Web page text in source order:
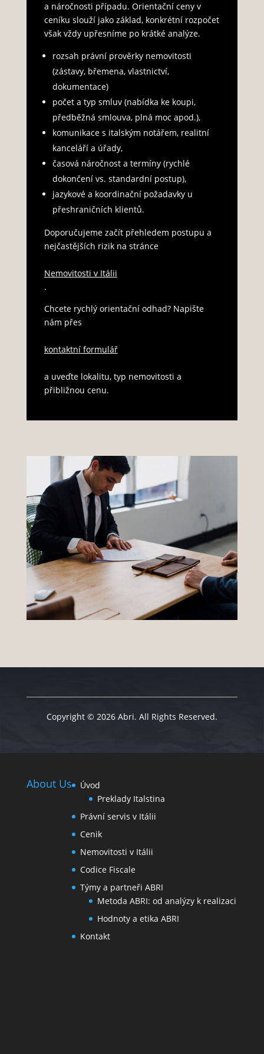
a náročnosti případu. Orientační ceny v
ceníku slouží jako základ, konkrétní rozpočet
však vždy upřesníme po krátké analýze.
rozsah právní prověrky nemovitosti
(zástavy, břemena, vlastnictví,
dokumentace)
počet a typ smluv (nabídka ke koupi,
předběžná smlouva, plná moc apod.),
komunikace s italským notářem, realitní
kanceláří a úřady,
časová náročnost a termíny (rychlé
dokončení vs. standardní postup),
jazykové a koordinační požadavky u
přeshraničních klientů.
Doporučujeme začít přehledem postupu a
nejčastějších rizik na stránce
Nemovitosti v Itálii
.
Chcete rychlý orientační odhad? Napište
nám přes
kontaktní formulář
a uveďte lokalitu, typ nemovitosti a
přibližnou cenu.
Copyright © 2026 Abri. All Rights Reserved.
About Us
Úvod
Preklady Italstina
Právní servis v Itálii
Cenik
Nemovitosti v Itálii
Codice Fiscale
Týmy a partneři ABRI
Metoda ABRI: od analýzy k realizaci
Hodnoty a etika ABRI
Kontakt